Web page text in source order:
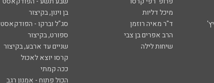
מיכל דליות בן וינון, בקיצור
ד"ר מאיה רוזמן סג"ל וברקו - הפודקאסט
הרב אפרים בן צבי ספורט, בקיצור
שיחות לילה שניים עד ארבע, בקיצור
קרסו יוצא לאכול
ככה קמתי
הכול פתוח - אמנון רגב